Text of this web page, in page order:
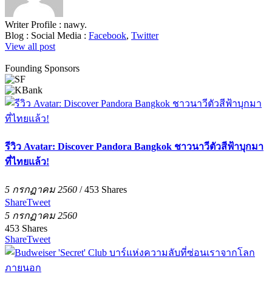
Writer Profile : nawy.
Blog : Social Media : Facebook, Twitter
View all post
Founding Sponsors
รีวิว Avatar: Discover Pandora Bangkok ชาวนาวีตัวสีฟ้าบุกมา
ที่ไทยแล้ว!
5 กรกฏาคม 2560 /453 Shares
ShareTweet
5 กรกฏาคม 2560
453 Shares
ShareTweet